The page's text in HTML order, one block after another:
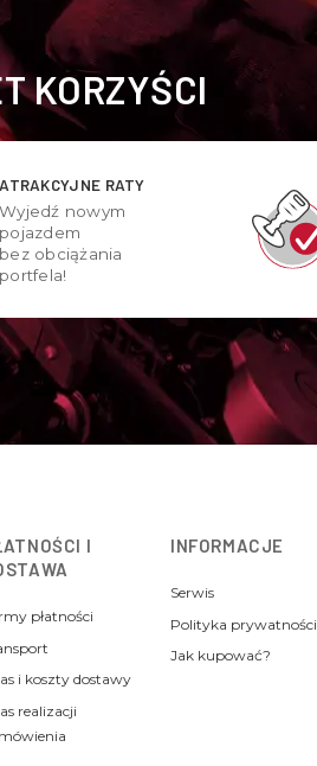
KORZYŚCI
ATRAKCYJNE RATY
Wyjedź nowym
pojazdem
bez obciążania
portfela!
I
płatności
i koszty dostawy
realizacji
INFORMACJE
Serwis
Polityka prywatności
Jak kupować?